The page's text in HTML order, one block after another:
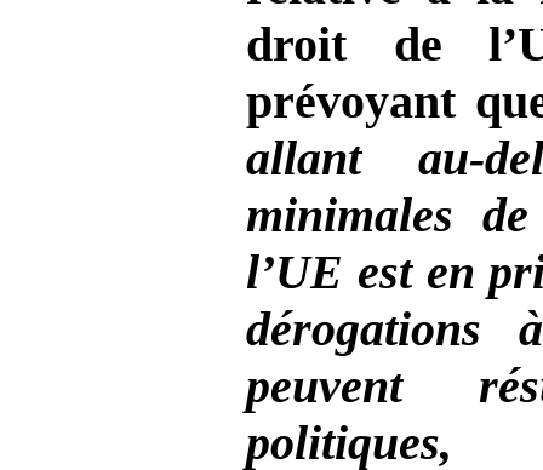
droit de
prévoyant
allant au‑
minimales
l’UE est en
dérogations
peuvent